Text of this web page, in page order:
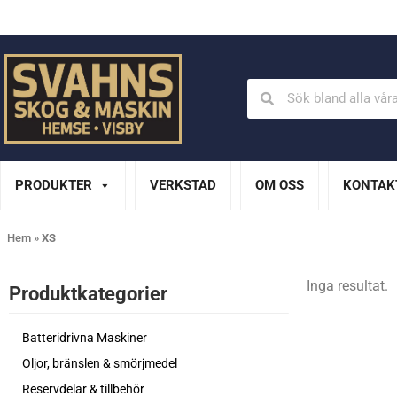
PRODUKTER VERKSTAD OM OSS
Hem » XS
Produktkategorier​
Batteridrivna Maskiner
Oljor, bränslen & smörjmedel
Reservdelar & tillbehör
Inga resultat.